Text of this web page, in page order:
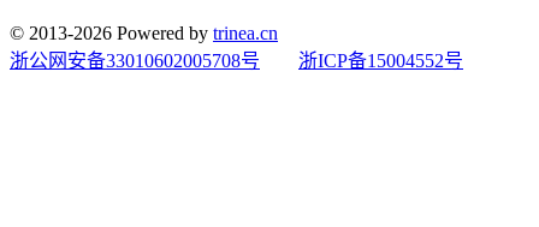
© 2013-2026 Powered by trinea.cn
浙公网安备33010602005708号
浙ICP备15004552号